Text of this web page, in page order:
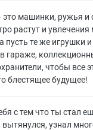
машинки, ружья и
растут и увлечения
пусть те же игрушки
гараже,
чтобы все
блестящее будущее!
с тем что ты стал
узнал